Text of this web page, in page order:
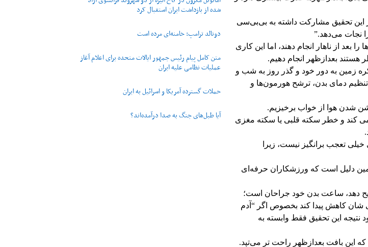
این تحقیق مشارکت داشته به بی‌بی‌سی
نجات می‌دهد.”
از ناهار انجام دهند، اما این کاری
بعدازظهر انجام دهیم.
با چرخش کره زمین به دور خود و گذر روز به شب و
دمای بدن، ترشح هورمون‌ها و
شدن هوا از خواب برخیزیم.
کند و خطر سکته قلبی یا سکته مغزی
تعجب برانگیز نیست، زیرا
دلیل است که ورزشکاران حرفه‌ای
دهد، ساعت بدن خود جراحان است؛
کاهش پیدا کند بخصوص اگر “آدم
نتیجه این تحقیق فقط وابسته به
که این بافت بعدازظهر راحت تر می‌تپد.
شده از بازداشت ایران استقبال کرد
دونالد ترامپ: خامنه‌ای مرده است
متن کامل پیام رئیس جمهور ایالات متحده برای اعلام آغاز
عملیات نظامی علیه ایران
حملات گسترده آمریکا و اسرائیل به ایران
آیا طبل‌های جنگ به صدا درآمده‌اند؟